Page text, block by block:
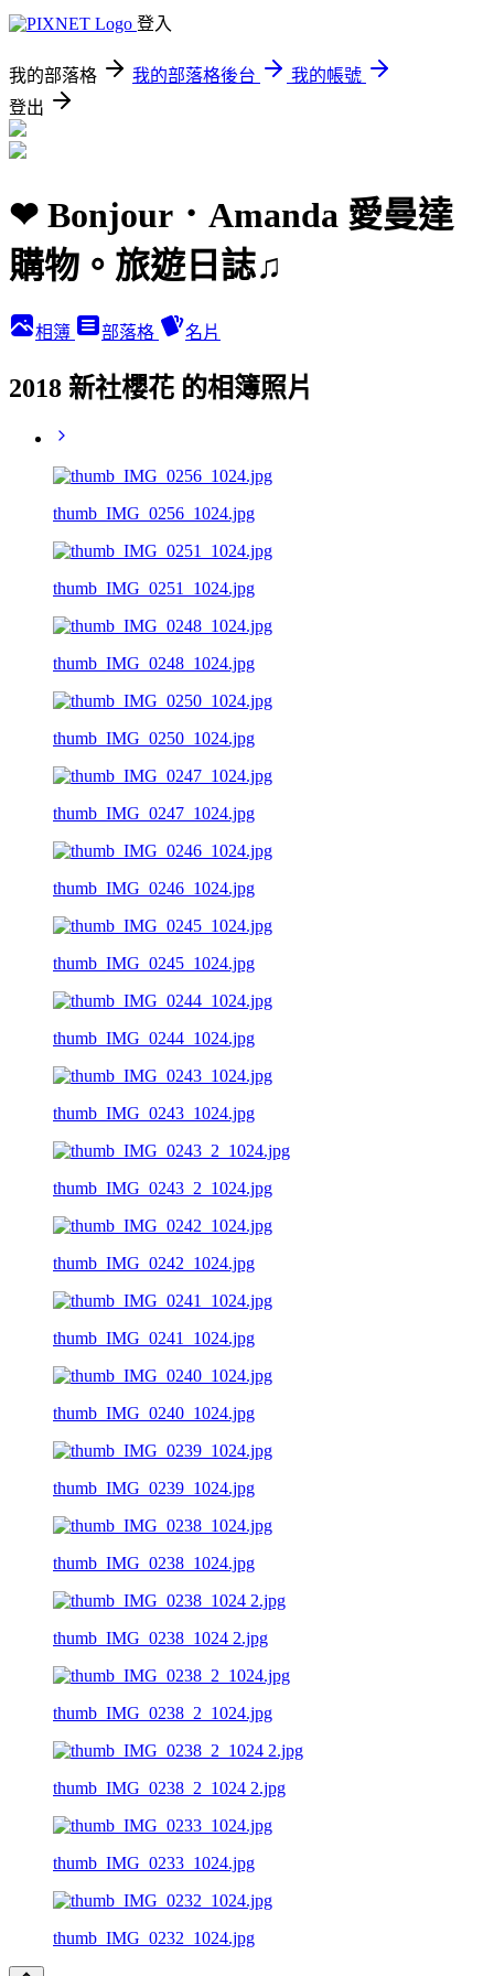
登入
我的部落格 我的部落格後台
我的帳號
登出
❤ Bonjour．Amanda 愛曼達
購物。旅遊日誌♫
相簿 部落格 名片
2018 新社櫻花 的相簿照片
thumb_IMG_0256_1024.jpg
thumb_IMG_0251_1024.jpg
thumb_IMG_0248_1024.jpg
thumb_IMG_0250_1024.jpg
thumb_IMG_0247_1024.jpg
thumb_IMG_0246_1024.jpg
thumb_IMG_0245_1024.jpg
thumb_IMG_0244_1024.jpg
thumb_IMG_0243_1024.jpg
thumb_IMG_0243_2_1024.jpg
thumb_IMG_0242_1024.jpg
thumb_IMG_0241_1024.jpg
thumb_IMG_0240_1024.jpg
thumb_IMG_0239_1024.jpg
thumb_IMG_0238_1024.jpg
thumb_IMG_0238_1024 2.jpg
thumb_IMG_0238_2_1024.jpg
thumb_IMG_0238_2_1024 2.jpg
thumb_IMG_0233_1024.jpg
thumb_IMG_0232_1024.jpg